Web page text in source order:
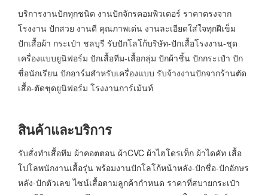
บริการงานปักทุกชนิด งานปักจักรคอมพิวเตอร์ ราคาตรงจาก
โรงงาน ปักสวย งานดี คุณภาพเด่น งานละเอียดใส่ใจทุกฝีเข็ม
ปักเสื้อผ้า กระเป๋า ชลบุรี รับปักโลโก้บริษัท-ปักเสื้อโรงงาน-ชุด
เครื่องแบบยูนิฟอร์ม ปักเสื้อทีม-เสื้อกลุ่ม ปักผ้าชิ้น ปักกระเป๋า ปัก
ชื่อนักเรียน ปักอาร์มสำหรับเครื่องแบบ รับจ้างงานปักจากร้านตัด
เสื้อ-ตัดชุดยูนิฟอร์ม โรงงานการ์เม้นท์
สินค้าและบริการ
รับสั่งทำเสื้อทีม ผ้าคอตตอน ผ้าCVC ผ้าไฮโดรเท็ก ผ้าไดคัท เสื้อ
โปโลพนักงานเสื้อรุ่น พร้อมงานปักโลโก้หน้าหลัง-ปักชื่อ-ปักอักษร
หลัง-ปักตัวเลข ไซน์เสื้อตามลูกค้ากำหนด ราคาที่สบายกระเป๋า